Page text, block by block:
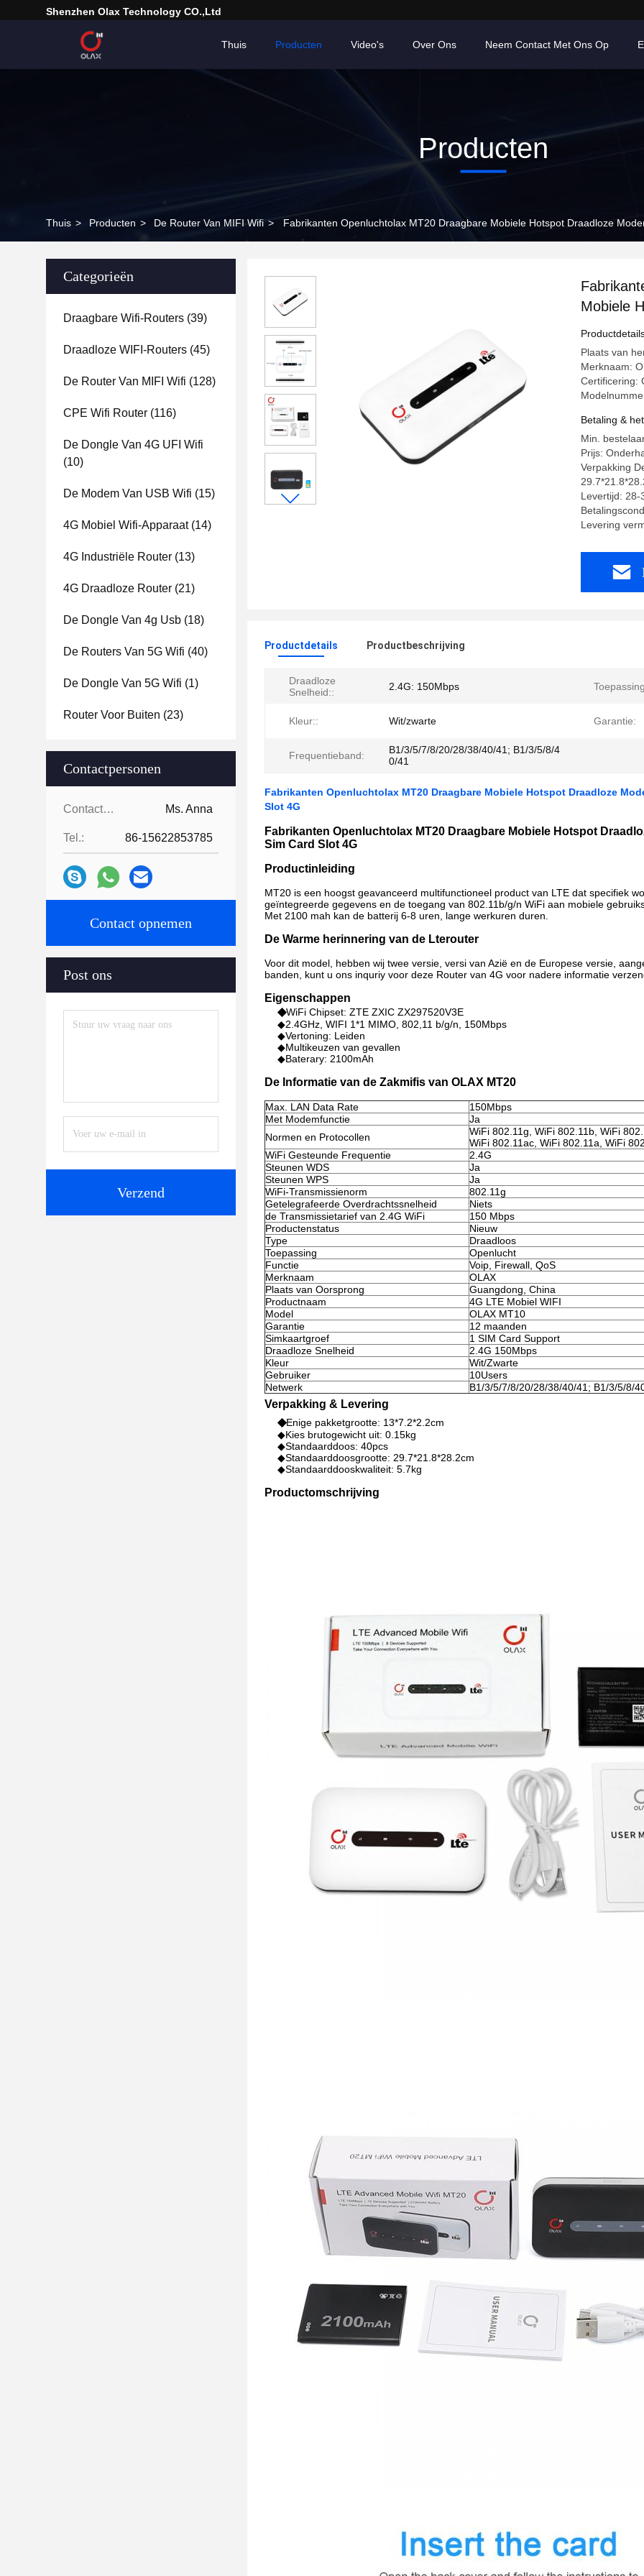
Shenzhen Olax Technology CO.,Ltd
Thuis Producten Video's Over Ons Neem Contact Met Ons Op
Producten
Thuis > Producten > De Router Van MIFI Wifi > Fabrikanten Openluchtolax MT20 Draagbare Mobiele Hotspot Draadloze
Categorieën
Draagbare Wifi-Routers (39)
Draadloze WIFI-Routers (45)
De Router Van MIFI Wifi (128)
CPE Wifi Router (116)
De Dongle Van 4G UFI Wifi
(10)
De Modem Van USB Wifi (15)
4G Mobiel Wifi-Apparaat(14)
4G Industriële Router (13)
4G Draadloze Router (21)
De Dongle Van 4g Usb (18)
De Routers Van 5G Wifi (40)
De Dongle Van 5G Wifi (1)
Router Voor Buiten (23)
Contactpersonen
Contactpersonen: Ms. Anna
Tel.: 86-15622853785
Contact opnemen
Post ons
Verzend
Mobiele
Mobiele
Plaats van
Merknaam:
Certificering:
Betaling &
Min.
Prijs:
Verpakking
Levertijd: 28-
Levering
Productdetails Productbeschrijving
Draadloze
Snelheid::
2.4G: 150Mbps
Kleur:: Wit/zwarte Garantie:
Frequentieband:
B1/3/5/7/8/20/28/38/40/41; B1/3/5/8/4
0/41
Fabrikanten Openluchtolax MT20 Draagbare Mobiele Hotspot Draadloze
Slot 4G
Fabrikanten Openluchtolax MT20 Draagbare Mobiele Hotspot
Sim Card Slot 4G
Productinleiding
MT20 is een hoogst geavanceerd multifunctioneel product van LTE dat specifiek
geïntegreerde gegevens en de toegang van 802.11b/g/n WiFi aan mobiele
Met 2100 mah kan de batterij 6-8 uren, lange werkuren duren.
De Warme herinnering van de Lterouter
Voor dit model, hebben wij twee versie, versi van Azië en de Europese versie,
banden, kunt u ons inquriy voor deze Router van 4G voor nadere informatie
Eigenschappen
◆WiFi Chipset: ZTE ZXIC ZX297520V3E
◆2.4GHz, WIFI 1*1 MIMO, 802,11 b/g/n, 150Mbps
◆Vertoning: Leiden
◆Multikeuzen van gevallen
◆Baterary: 2100mAh
De Informatie van de Zakmifis van OLAX MT20
Max. LAN Data Rate
150Mbps
Met Modemfunctie
Ja
Normen en Protocollen
WiFi 802.11g, WiFi 802.11b, WiFi
WiFi 802.11ac, WiFi 802.11a, WiFi
WiFi Gesteunde Frequentie
2.4G
Steunen WDS
Ja
Steunen WPS
Ja
WiFi-Transmissienorm
802.11g
Getelegrafeerde Overdrachtssnelheid
Niets
de Transmissietarief van 2.4G WiFi
150 Mbps
Productenstatus
Nieuw
Type
Draadloos
Toepassing
Openlucht
Functie
Voip, Firewall, QoS
Merknaam
OLAX
Plaats van Oorsprong
Guangdong, China
Productnaam
4G LTE Mobiel WIFI
Model
OLAX MT10
Garantie
12 maanden
Simkaartgroef
1 SIM Card Support
Draadloze Snelheid
2.4G 150Mbps
Kleur
Wit/Zwarte
Gebruiker
10Users
Netwerk
B1/3/5/7/8/20/28/38/40/41; B1/3/5/8/
Verpakking & Levering
◆Enige pakketgrootte: 13*7.2*2.2cm
◆Kies brutogewicht uit: 0.15kg
◆Standaarddoos: 40pcs
◆Standaarddoosgrootte: 29.7*21.8*28.2cm
◆Standaarddooskwaliteit: 5.7kg
Productomschrijving